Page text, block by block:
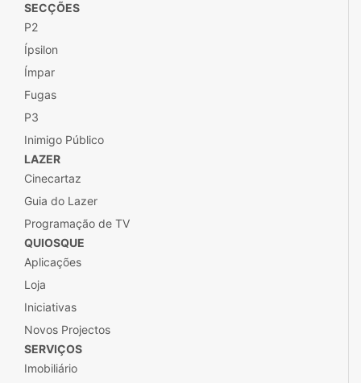
SECÇÕES
P2
Ípsilon
Ímpar
Fugas
P3
Inimigo Público
LAZER
Cinecartaz
Guia do Lazer
Programação de TV
QUIOSQUE
Aplicações
Loja
Iniciativas
Novos Projectos
SERVIÇOS
Imobiliário